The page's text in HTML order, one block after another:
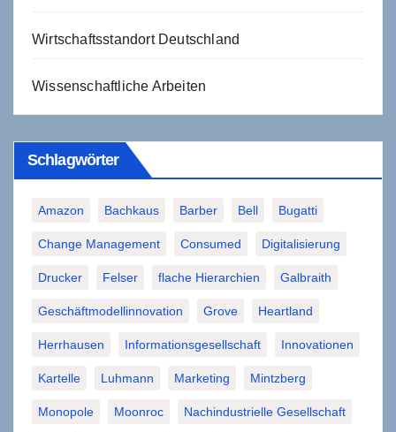
Wirtschaftsstandort Deutschland
Wissenschaftliche Arbeiten
Schlagwörter
Amazon Bachkaus Barber Bell Bugatti
Change Management Consumed Digitalisierung
Drucker Felser flache Hierarchien Galbraith
Geschäftmodellinnovation Grove Heartland
Herrhausen Informationsgesellschaft Innovationen
Kartelle Luhmann Marketing Mintzberg
Monopole Moonroc Nachindustrielle Gesellschaft